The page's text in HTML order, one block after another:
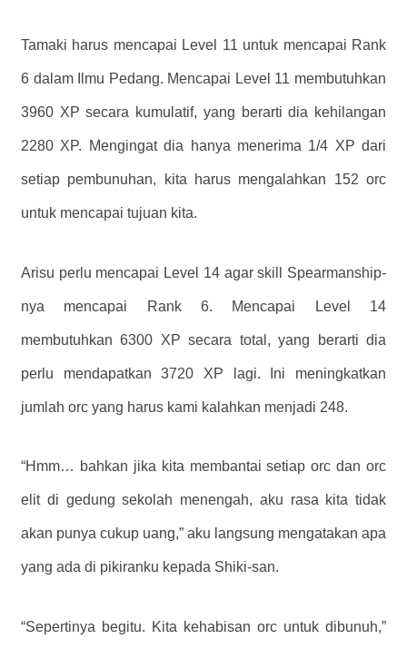
Tamaki harus mencapai Level 11 untuk mencapai Rank
6 dalam Ilmu Pedang. Mencapai Level 11 membutuhkan
3960 XP secara kumulatif, yang berarti dia kehilangan
2280 XP. Mengingat dia hanya menerima 1/4 XP dari
setiap pembunuhan, kita harus mengalahkan 152 orc
untuk mencapai tujuan kita.
Arisu perlu mencapai Level 14 agar skill Spearmanship-
nya mencapai Rank 6. Mencapai Level 14
membutuhkan 6300 XP secara total, yang berarti dia
perlu mendapatkan 3720 XP lagi. Ini meningkatkan
jumlah orc yang harus kami kalahkan menjadi 248.
“Hmm… bahkan jika kita membantai setiap orc dan orc
elit di gedung sekolah menengah, aku rasa kita tidak
akan punya cukup uang,” aku langsung mengatakan apa
yang ada di pikiranku kepada Shiki-san.
“Sepertinya begitu. Kita kehabisan orc untuk dibunuh,”